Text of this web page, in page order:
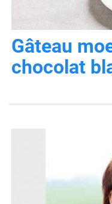
Gâteau
chocolat